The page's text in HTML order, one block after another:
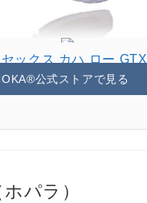
ックス カハ ロー GTX
公式ストアで見る
パラ）